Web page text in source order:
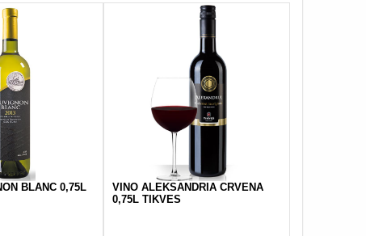
BLANC 0,75L
VINO ALEKSANDRIA CRVENA
0,75L TIKVES